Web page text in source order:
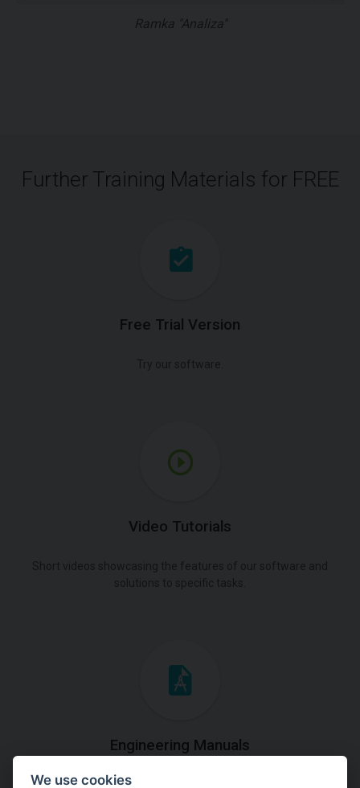
Ramka "Analiza"
Further Training Materials for FREE
Free Trial Version
Video Tutorials
Engineering Manuals
Step by steps guides on how
We use cookies